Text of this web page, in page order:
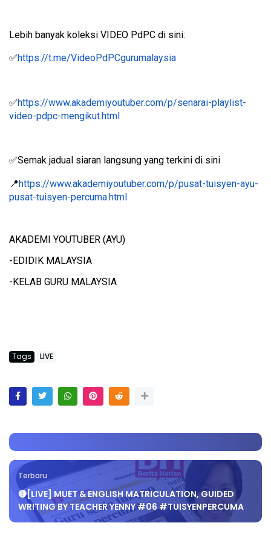
Lebih banyak koleksi VIDEO PdPC di sini:
✅https://t.me/VideoPdPCgurumalaysia
✅https://www.akademiyoutuber.com/p/senarai-playlist-
video-pdpc-mengikut.html
✅Semak jadual siaran langsung yang terkini di sini
📍 https://www.akademiyoutuber.com/p/pusat-tuisyen-ayu-
pusat-tuisyen-percuma.html
AKADEMI YOUTUBER (AYU)
-EDIDIK MALAYSIA
-KELAB GURU MALAYSIA
Tags LIVE
Terbaru
🔴[LIVE] MUET & ENGLISH MATRICULATION, GUIDED
WRITING BY TEACHER YENNY #06 #TUISYENPERCUMA